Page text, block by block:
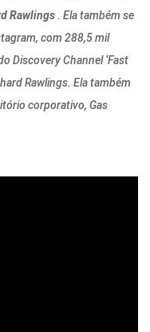
Rawlings . Ela também se
com 288,5 mil
Discovery Channel ‘Fast
Rawlings. Ela também
corporativo, Gas